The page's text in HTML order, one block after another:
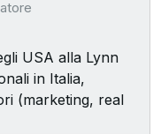
e co-fondatore di
Da anni
per
settore.
affrontate ogni
USA alla Lynn
in Italia,
(marketing, real